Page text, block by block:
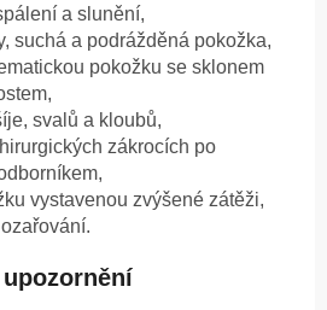
a slunění,
suchá a podrážděná pokožka,
pokožku se sklonem
svalů a kloubů,
zákrocích po
vystavenou zvýšené zátěži,